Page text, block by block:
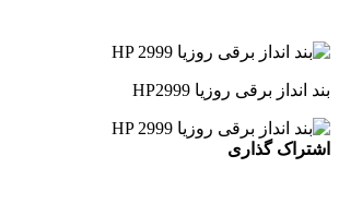
بند انداز برقی روزیا HP2999
اشتراک گذاری